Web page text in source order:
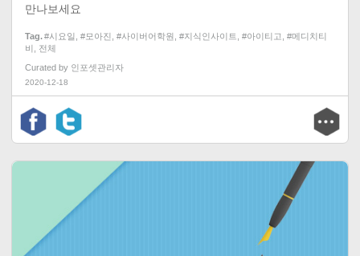
만나보세요
Tag #시요일 #모아진 #사이버어학원 #지식인사이트 #아이티고
#메디치티
비
전체
Curated by 인포셋관리자
2020-12-18